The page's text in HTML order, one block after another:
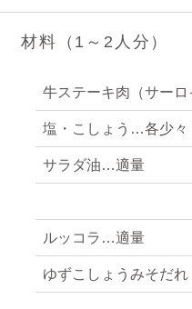
材料（1～2人分）
牛ステーキ肉（サー
塩・こしょう…各少々
サラダ油…適量
ルッコラ…適量
ゆずこしょうみそだ